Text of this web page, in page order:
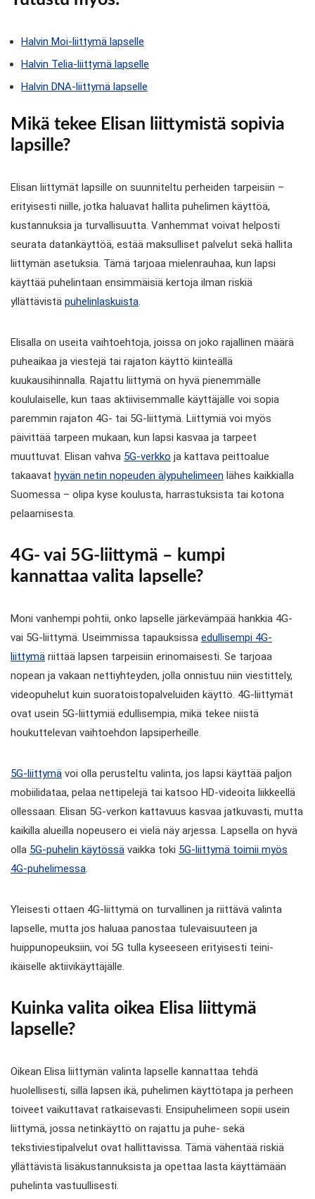
Halvin Moi-liittymä lapselle
Halvin Telia-liittymä lapselle
Halvin DNA-liittymä lapselle
Mikä tekee Elisan liittymistä sopivia
lapsille?
Elisan liittymät lapsille on suunniteltu perheiden tarpeisiin –
erityisesti niille, jotka haluavat hallita puhelimen käyttöä,
kustannuksia ja turvallisuutta. Vanhemmat voivat helposti
seurata datankäyttöä, estää maksulliset palvelut sekä hallita
liittymän asetuksia. Tämä tarjoaa mielenrauhaa, kun lapsi
käyttää puhelintaan ensimmäisiä kertoja ilman riskiä
yllättävistä puhelinlaskuista.
Elisalla on useita vaihtoehtoja, joissa on joko rajallinen määrä
puheaikaa ja viestejä tai rajaton käyttö kiinteällä
kuukausihinnalla. Rajattu liittymä on hyvä pienemmälle
koululaiselle, kun taas aktiivisemmalle käyttäjälle voi sopia
paremmin rajaton 4G- tai 5G-liittymä. Liittymiä voi myös
päivittää tarpeen mukaan, kun lapsi kasvaa ja tarpeet
muuttuvat. Elisan vahva 5G-verkko ja kattava peittoalue
takaavat hyvän netin nopeuden älypuhelimeen lähes kaikkialla
Suomessa – olipa kyse koulusta, harrastuksista tai kotona
pelaamisesta.
4G- vai 5G-liittymä – kumpi
kannattaa valita lapselle?
Moni vanhempi pohtii, onko lapselle järkevämpää hankkia 4G-
vai 5G-liittymä. Useimmissa tapauksissa edullisempi 4G-
liittymä riittää lapsen tarpeisiin erinomaisesti. Se tarjoaa
nopean ja vakaan nettiyhteyden, jolla onnistuu niin viestittely,
videopuhelut kuin suoratoistopalveluiden käyttö. 4G-liittymät
ovat usein 5G-liittymiä edullisempia, mikä tekee niistä
houkuttelevan vaihtoehdon lapsiperheille.
5G-liittymä voi olla perusteltu valinta, jos lapsi käyttää paljon
mobiilidataa, pelaa nettipelejä tai katsoo HD-videoita liikkeellä
ollessaan. Elisan 5G-verkon kattavuus kasvaa jatkuvasti, mutta
kaikilla alueilla nopeusero ei vielä näy arjessa. Lapsella on hyvä
olla 5G-puhelin käytössä vaikka toki 5G-liittymä toimii myös
4G-puhelimessa.
Yleisesti ottaen 4G-liittymä on turvallinen ja riittävä valinta
lapselle, mutta jos haluaa panostaa tulevaisuuteen ja
huippunopeuksiin, voi 5G tulla kyseeseen erityisesti teini-
ikäiselle aktiivikäyttäjälle.
Kuinka valita oikea Elisa liittymä
lapselle?
Oikean Elisa liittymän valinta lapselle kannattaa tehdä
huolellisesti, sillä lapsen ikä, puhelimen käyttötapa ja perheen
toiveet vaikuttavat ratkaisevasti. Ensipuhelimeen sopii usein
liittymä, jossa netinkäyttö on rajattu ja puhe- sekä
tekstiviestipalvelut ovat hallittavissa. Tämä vähentää riskiä
yllättävistä lisäkustannuksista ja opettaa lasta käyttämään
puhelinta vastuullisesti.